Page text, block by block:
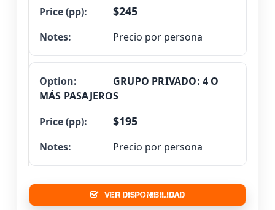
$245
Precio por persona
GRUPO PRIVADO: 4 O
MÁS PASAJEROS
$195
Precio por persona
VER DISPONIBILIDAD